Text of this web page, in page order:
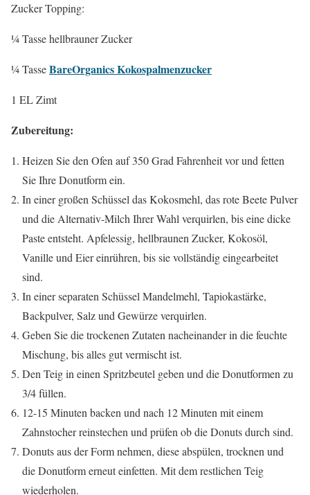
Zucker Topping:
¼ Tasse hellbrauner Zucker
¼ TasseBareOrganics Kokospalmenzucker
1 EL Zimt
Zubereitung:
Heizen Sie den Ofen auf 350 Grad Fahrenheit vor und fetten
Sie Ihre Donutform ein.
In einer großen Schüssel das Kokosmehl, das rote Beete Pulver
und die Alternativ-Milch Ihrer Wahl verquirlen, bis eine dicke
Paste entsteht. Apfelessig, hellbraunen Zucker, Kokosöl,
Vanille und Eier einrühren, bis sie vollständig eingearbeitet
sind.
In einer separaten Schüssel Mandelmehl, Tapiokastärke,
Backpulver, Salz und Gewürze verquirlen.
Geben Sie die trockenen Zutaten nacheinander in die feuchte
Mischung, bis alles gut vermischt ist.
Den Teig in einen Spritzbeutel geben und die Donutformen zu
3/4 füllen.
12-15 Minuten backen und nach 12 Minuten mit einem
Zahnstocher reinstechen und prüfen ob die Donuts durch sind.
Donuts aus der Form nehmen, diese abspülen, trocknen und
die Donutform erneut einfetten. Mit dem restlichen Teig
wiederholen.